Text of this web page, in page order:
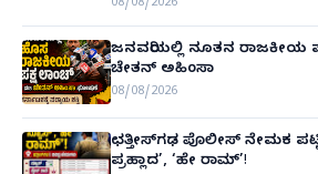
08/08/2026
ಜನವರಿಯಲ್ಲಿ ನೂತನ ರಾಜಕೀಯ
ಚೇತನ್ ಅಹಿಂಸಾ
08/08/2026
ಛತ್ತೀಸ್‌ಗಢ ಪೊಲೀಸ್ ನೇಮಕ
ಪ್ರಹ್ಲಾದ’, ‘ಹೇ ರಾಮ್’!